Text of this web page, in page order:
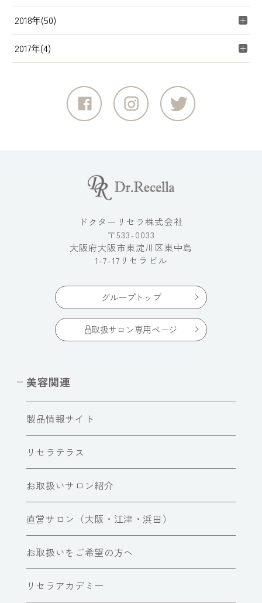
2018年(50)
2017年(4)
ドクターリセラ株式会社
〒533-0033
大阪府大阪市東淀川区東中島
1-7-17リセラビル
グループトップ
取扱サロン専用ページ
美容関連
製品情報サイト
リセラテラス
お取扱いサロン紹介
直営サロン（大阪・江津・浜田）
お取扱いをご希望の方へ
リセラアカデミー